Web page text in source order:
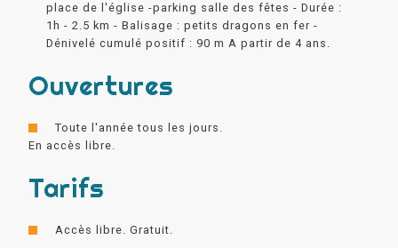
place de l'église -parking salle des fêtes - Durée :
1h - 2.5 km - Balisage : petits dragons en fer -
Dénivelé cumulé positif : 90 m A partir de 4 ans.
Ouvertures
Toute l'année tous les jours.
En accès libre.
Tarifs
Accès libre. Gratuit.